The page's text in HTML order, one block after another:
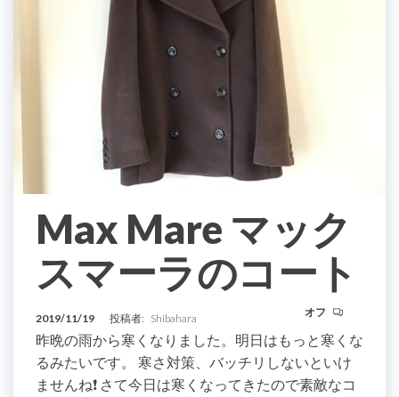
Max Mare マック
スマーラのコート
2019/11/19 投稿者: Shibahara オフ
昨晩の雨から寒くなりました。明日はもっと寒くな
るみたいです。 寒さ対策、バッチリしないといけ
ませんね❗️ さて今日は寒くなってきたので素敵なコ